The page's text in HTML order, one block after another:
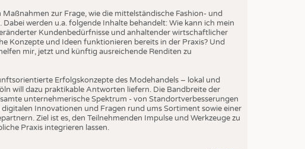
STATISTICS
zur Frage, wie die mittelständische Fashion- und
werden u.a. folgende Inhalte behandelt: Wie kann ich mein
Kundenbedürfnisse und anhaltender wirtschaftlicher
Konzepte und Ideen funktionieren bereits in der Praxis? Und
mir, jetzt und künftig ausreichende Renditen zu
Erfolgskonzepte des Modehandels – lokal und
will dazu praktikable Antworten liefern. Die Bandbreite der
unternehmerische Spektrum - von Standortverbesserungen
Innovationen und Fragen rund ums Sortiment sowie einer
Ziel ist es, den Teilnehmenden Impulse und Werkzeuge zu
Praxis integrieren lassen.